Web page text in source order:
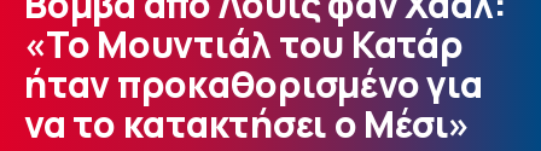
«Το Μουντιάλ του Κατάρ
ήταν προκαθορισμένο για
να το κατακτήσει ο Μέσι»